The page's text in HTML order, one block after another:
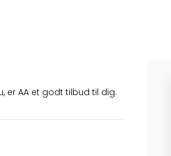
AA et godt tilbud til dig.